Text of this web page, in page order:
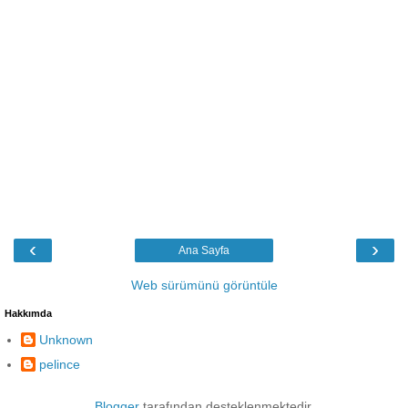
‹ ›
Ana Sayfa
Web sürümünü görüntüle
Hakkımda
Unknown
pelince